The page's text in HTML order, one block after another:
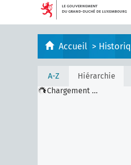
Accueil >
A-Z Hiérarchie
Chargement ...